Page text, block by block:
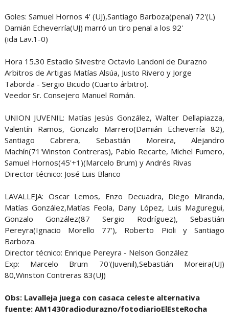
Goles: Samuel Hornos 4' (UJ),Santiago Barboza(penal) 72'(L)
Damián Echeverría(UJ) marró un tiro penal a los 92'
(ida Lav.1-0)
Hora 15.30 Estadio Silvestre Octavio Landoni de Durazno
Arbitros de Artigas Matías Alsúa, Justo Rivero y Jorge
Taborda - Sergio Bicudo (Cuarto árbitro).
Veedor Sr. Consejero Manuel Román.
UNION JUVENIL: Matías Jesús González, Walter Dellapiazza,
Valentín Ramos, Gonzalo Marrero(Damián Echeverría 82),
Santiago Cabrera, Sebastián Moreira, Alejandro
Machín(71'Winston Contreras), Pablo Recarte, Michel Fumero,
Samuel Hornos(45'+1)(Marcelo Brum) y Andrés Rivas
Director técnico: José Luis Blanco
LAVALLEJA: Oscar Lemos, Enzo Decuadra, Diego Miranda,
Matías González,Matías Feola, Dany López, Luis Maguregui,
Gonzalo González(87 Sergio Rodríguez), Sebastián
Pereyra(Ignacio Morello 77'), Roberto Pioli y Santiago
Barboza.
Director técnico: Enrique Pereyra - Nelson González
Exp: Marcelo Brum 70'(Juvenil),Sebastián Moreira(UJ)
80,Winston Contreras 83(UJ)
Obs: Lavalleja juega con casaca celeste alternativa
fuente: AM1430radiodurazno/fotodiarioElEsteRocha